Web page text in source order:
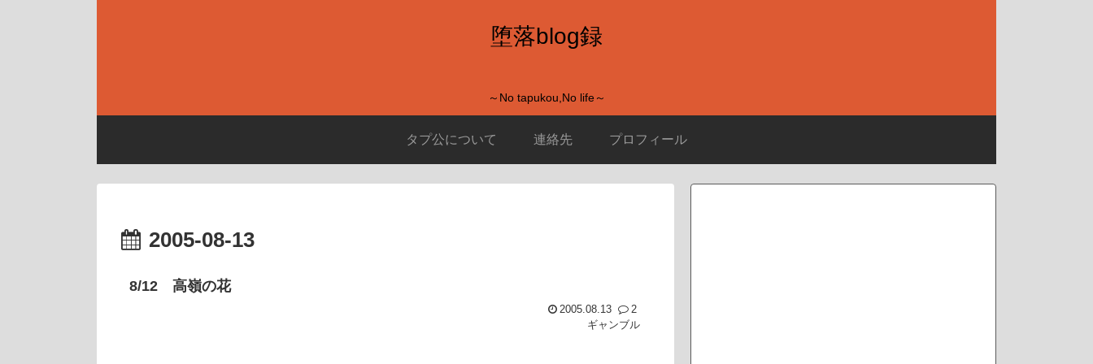
堕落blog録
～No tapukou,No life～
タプ公について 連絡先 プロフィール
2005-08-13
8/12 高嶺の花
2005.08.13
2
ギャンブル